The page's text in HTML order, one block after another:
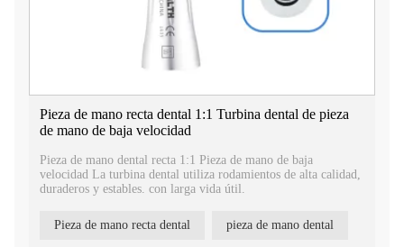
Pieza de mano recta dental 1:1 Turbina dental de pieza
de mano de baja velocidad
Pieza de mano dental recta 1:1 Pieza de mano de baja
velocidad La turbina dental utiliza rodamientos de alta calidad,
duraderos y estables. con larga vida útil.
Pieza de mano recta dental pieza de mano dental